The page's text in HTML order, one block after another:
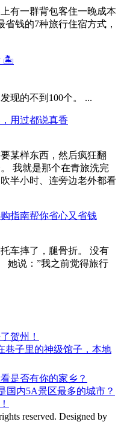
有一群背包客住一晚成本
钱的7种旅行住宿方式，
🏝️
现的不到100个。 ...
用过都说真香
某样东西，然后疯狂翻
我就是那个在青旅洗完
半小时、连旁边老外都看
指南帮你省心又省钱
车摔了，腿骨折。 没有
她说：”我之前觉得旅行
贺州！
巷子里的神级馆子，本地
是否有你的家乡？
国内5A景区最多的城市？
reserved. Designed by